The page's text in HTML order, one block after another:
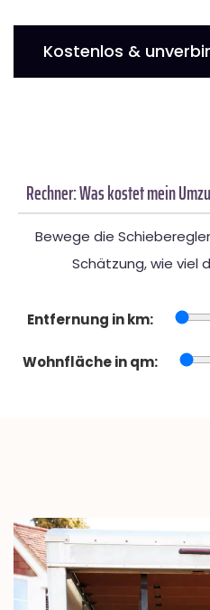
Kostenlos &
Rechner: Was kostet mein
Bewege die
Schätzung, wie viel
Entfernung in km:
Wohnfläche in qm: